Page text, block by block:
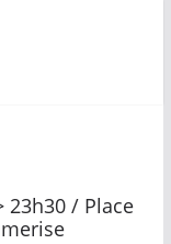
23h30 / Place